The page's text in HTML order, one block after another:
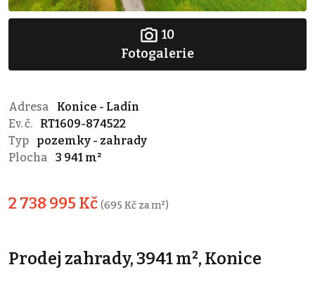
10
Fotogalerie
Adresa
Konice - Ladín
Ev. č.
RT1609-874522
Typ
pozemky - zahrady
Plocha
3 941 m²
2 738 995 Kč (695 Kč za m²)
Prodej zahrady, 3941 m², Konice